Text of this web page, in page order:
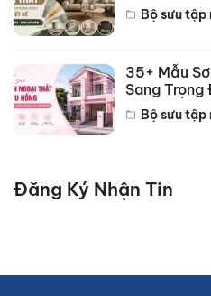
Bộ sưu tập
35+ Mẫu
Sang
Bộ sưu tập
Đăng Ký Nhận Tin